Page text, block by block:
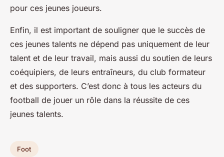
pour ces jeunes joueurs.
Enfin, il est important de souligner que le succès de
ces jeunes talents ne dépend pas uniquement de leur
talent et de leur travail, mais aussi du soutien de leurs
coéquipiers, de leurs entraîneurs, du club formateur
et des supporters. C’est donc à tous les acteurs du
football de jouer un rôle dans la réussite de ces
jeunes talents.
Foot